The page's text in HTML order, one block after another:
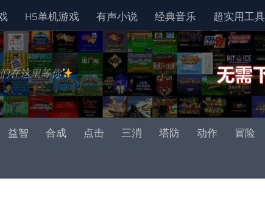
H5单机游戏 有声小说 经典音乐 超实用工具
在这里等你
益智 合成 点击 三消 塔防 动作 冒险